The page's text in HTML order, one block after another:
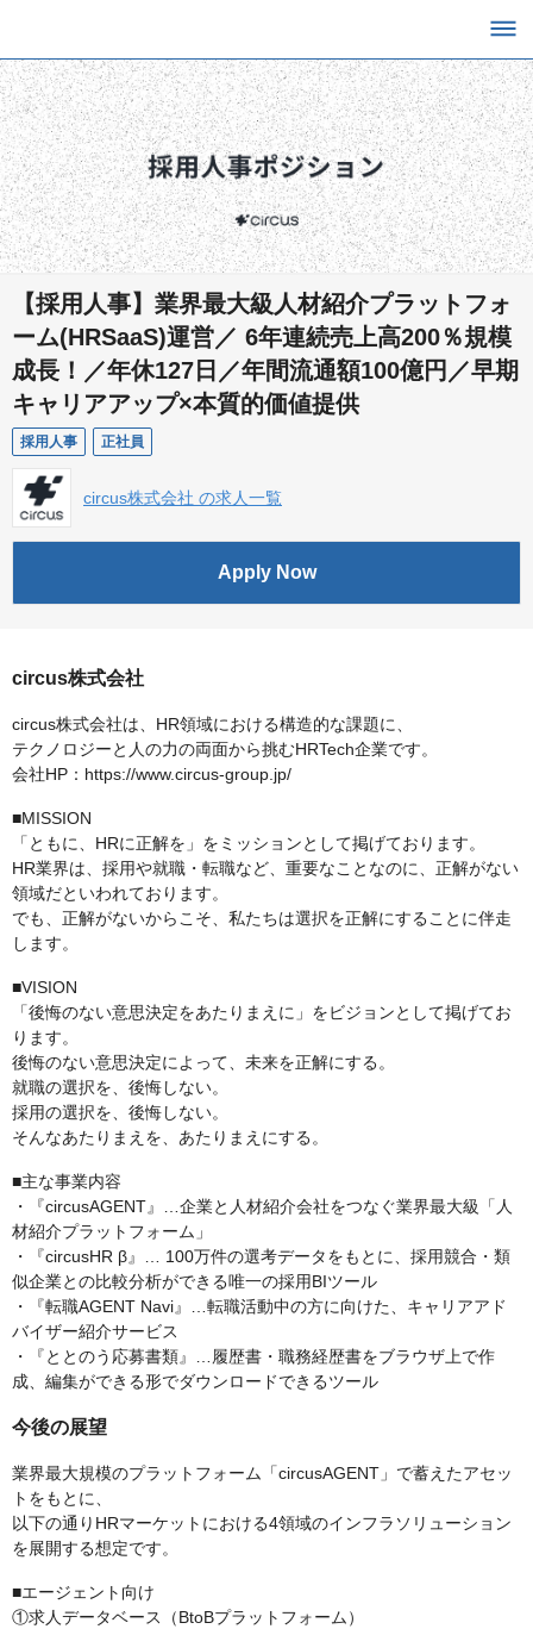
【採用人事】業界最大級人材紹介プラットフォ
ーム(HRSaaS)運営／ 6年連続売上高200％規模
成長！／年休127日／年間流通額100億円／早期
キャリアアップ×本質的価値提供
採用人事 正社員
circus株式会社 の求人一覧
Apply Now
circus株式会社
circus株式会社は、HR領域における構造的な課題に、
テクノロジーと人の力の両面から挑むHRTech企業です。
会社HP：https://www.circus-group.jp/
■MISSION
「ともに、HRに正解を」をミッションとして掲げております。
HR業界は、採用や就職・転職など、重要なことなのに、正解がない
領域だといわれております。
でも、正解がないからこそ、私たちは選択を正解にすることに伴走
します。
■VISION
「後悔のない意思決定をあたりまえに」をビジョンとして掲げてお
ります。
後悔のない意思決定によって、未来を正解にする。
就職の選択を、後悔しない。
採用の選択を、後悔しない。
そんなあたりまえを、あたりまえにする。
■主な事業内容
・『circusAGENT』…企業と人材紹介会社をつなぐ業界最大級「人
材紹介プラットフォーム」
・『circusHR β』… 100万件の選考データをもとに、採用競合・類
似企業との比較分析ができる唯一の採用BIツール
・『転職AGENT Navi』…転職活動中の方に向けた、キャリアアド
バイザー紹介サービス
・『ととのう応募書類』…履歴書・職務経歴書をブラウザ上で作
成、編集ができる形でダウンロードできるツール
今後の展望
業界最大規模のプラットフォーム「circusAGENT」で蓄えたアセッ
トをもとに、
以下の通りHRマーケットにおける4領域のインフラソリューション
を展開する想定です。
■エージェント向け
①求人データベース（BtoBプラットフォーム）